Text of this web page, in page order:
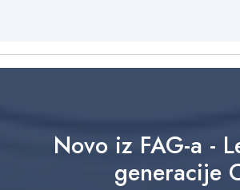
Novo iz FAG-a -
generacije